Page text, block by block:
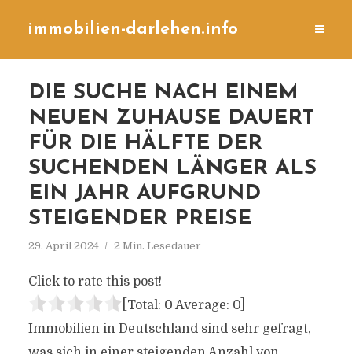
immobilien-darlehen.info
DIE SUCHE NACH EINEM
NEUEN ZUHAUSE DAUERT
FÜR DIE HÄLFTE DER
SUCHENDEN LÄNGER ALS
EIN JAHR AUFGRUND
STEIGENDER PREISE
29. April 2024 2 Min. Lesedauer
Click to rate this post!
[Total: 0 Average: 0]
Immobilien in Deutschland sind sehr gefragt,